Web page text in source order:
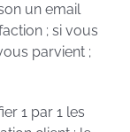
un email
; si vous
parvient ;
1 par 1 les